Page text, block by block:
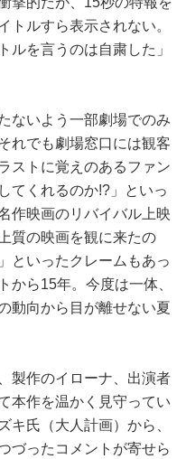
トルすら表示されない。
ルを言うのは自粛した」
ないよう一部劇場でのみ
れでも劇場窓口には観客
ストに覚えのあるファン
てくれるのか!?」といっ
作映画のリバイバル上映
質の映画を観に来たの
といったクレームもあっ
から15年。今度は一体、
動向から目が離せない夏
製作のイローナ、出演者
本作を温かく見守ってい
キ氏（大人計画）から、
づったコメントが寄せら